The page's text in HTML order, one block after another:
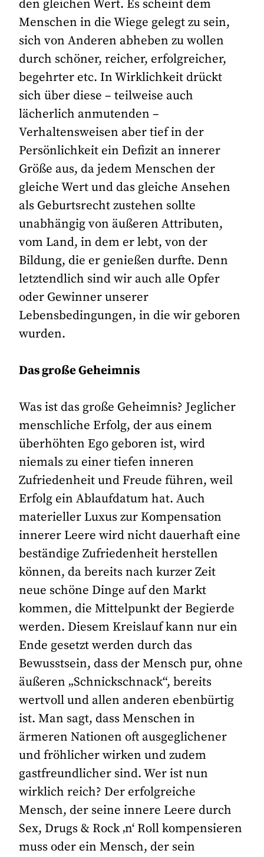
den gleichen Wert. Es scheint dem
Menschen in die Wiege gelegt zu sein,
sich von Anderen abheben zu wollen
durch schöner, reicher, erfolgreicher,
begehrter etc. In Wirklichkeit drückt
sich über diese – teilweise auch
lächerlich anmutenden –
Verhaltensweisen aber tief in der
Persönlichkeit ein Defizit an innerer
Größe aus, da jedem Menschen der
gleiche Wert und das gleiche Ansehen
als Geburtsrecht zustehen sollte
unabhängig von äußeren Attributen,
vom Land, in dem er lebt, von der
Bildung, die er genießen durfte. Denn
letztendlich sind wir auch alle Opfer
oder Gewinner unserer
Lebensbedingungen, in die wir geboren
wurden.
Das große Geheimnis
Was ist das große Geheimnis? Jeglicher
menschliche Erfolg, der aus einem
überhöhten Ego geboren ist, wird
niemals zu einer tiefen inneren
Zufriedenheit und Freude führen, weil
Erfolg ein Ablaufdatum hat. Auch
materieller Luxus zur Kompensation
innerer Leere wird nicht dauerhaft eine
beständige Zufriedenheit herstellen
können, da bereits nach kurzer Zeit
neue schöne Dinge auf den Markt
kommen, die Mittelpunkt der Begierde
werden. Diesem Kreislauf kann nur ein
Ende gesetzt werden durch das
Bewusstsein, dass der Mensch pur, ohne
äußeren „Schnickschnack“, bereits
wertvoll und allen anderen ebenbürtig
ist. Man sagt, dass Menschen in
ärmeren Nationen oft ausgeglichener
und fröhlicher wirken und zudem
gastfreundlicher sind. Wer ist nun
wirklich reich? Der erfolgreiche
Mensch, der seine innere Leere durch
Sex, Drugs & Rock ‚n‘ Roll kompensieren
muss oder ein Mensch, der sein